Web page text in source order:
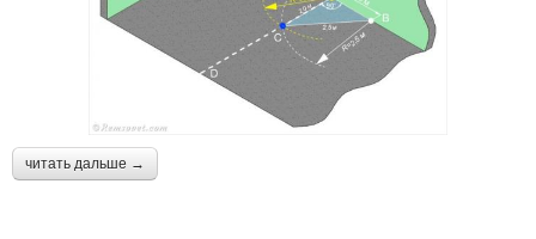
читать дальше →